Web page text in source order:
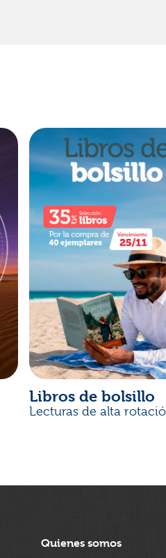
Libros de bolsillo
Lecturas de alta
Quienes somos